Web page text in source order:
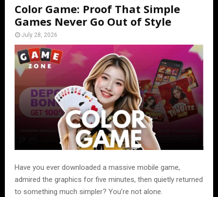
Color Game: Proof That Simple
Games Never Go Out of Style
July 28, 2026
Have you ever downloaded a massive mobile game,
admired the graphics for five minutes, then quietly returned
to something much simpler? You’re not alone.